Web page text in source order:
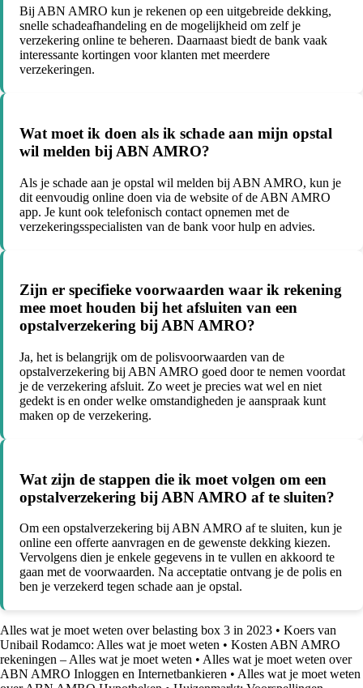
Bij ABN AMRO kun je rekenen op een uitgebreide dekking,
snelle schadeafhandeling en de mogelijkheid om zelf je
verzekering online te beheren. Daarnaast biedt de bank vaak
interessante kortingen voor klanten met meerdere
verzekeringen.
Wat moet ik doen als ik schade aan mijn opstal
wil melden bij ABN AMRO?
Als je schade aan je opstal wil melden bij ABN AMRO, kun je
dit eenvoudig online doen via de website of de ABN AMRO
app. Je kunt ook telefonisch contact opnemen met de
verzekeringsspecialisten van de bank voor hulp en advies.
Zijn er specifieke voorwaarden waar ik rekening
mee moet houden bij het afsluiten van een
opstalverzekering bij ABN AMRO?
Ja, het is belangrijk om de polisvoorwaarden van de
opstalverzekering bij ABN AMRO goed door te nemen voordat
je de verzekering afsluit. Zo weet je precies wat wel en niet
gedekt is en onder welke omstandigheden je aanspraak kunt
maken op de verzekering.
Wat zijn de stappen die ik moet volgen om een
opstalverzekering bij ABN AMRO af te sluiten?
Om een opstalverzekering bij ABN AMRO af te sluiten, kun je
online een offerte aanvragen en de gewenste dekking kiezen.
Vervolgens dien je enkele gegevens in te vullen en akkoord te
gaan met de voorwaarden. Na acceptatie ontvang je de polis en
ben je verzekerd tegen schade aan je opstal.
Alles wat je moet weten over belasting box 3 in 2023 • Koers van
Unibail Rodamco: Alles wat je moet weten • Kosten ABN AMRO
rekeningen – Alles wat je moet weten • Alles wat je moet weten over
ABN AMRO Inloggen en Internetbankieren • Alles wat je moet weten